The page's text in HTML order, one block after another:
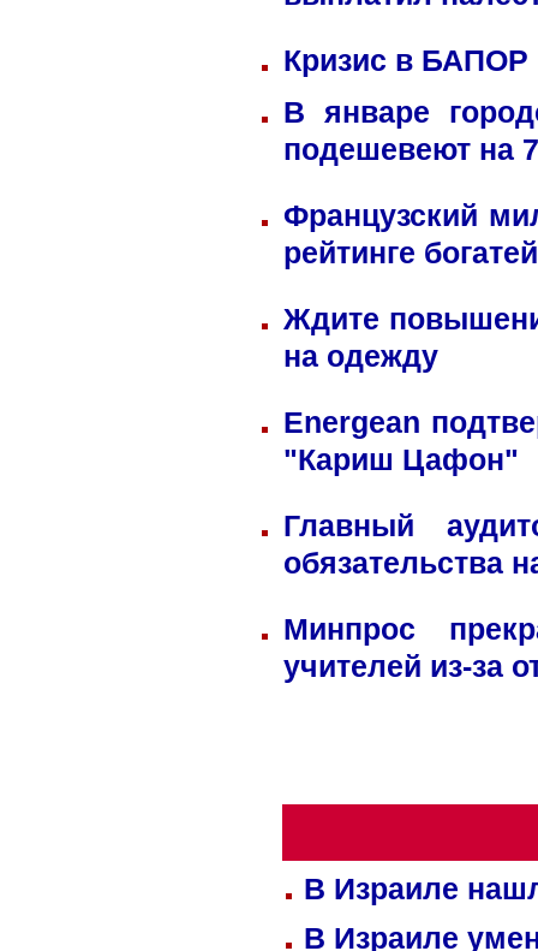
Кризис в БАПОР
В январе
подешевеют на
Французский
рейтинге
Ждите
на одежду
Energean
"Кариш Цафон"
Главный
обязательства
Минпрос
учителей из-за
В Израиле
В Израиле